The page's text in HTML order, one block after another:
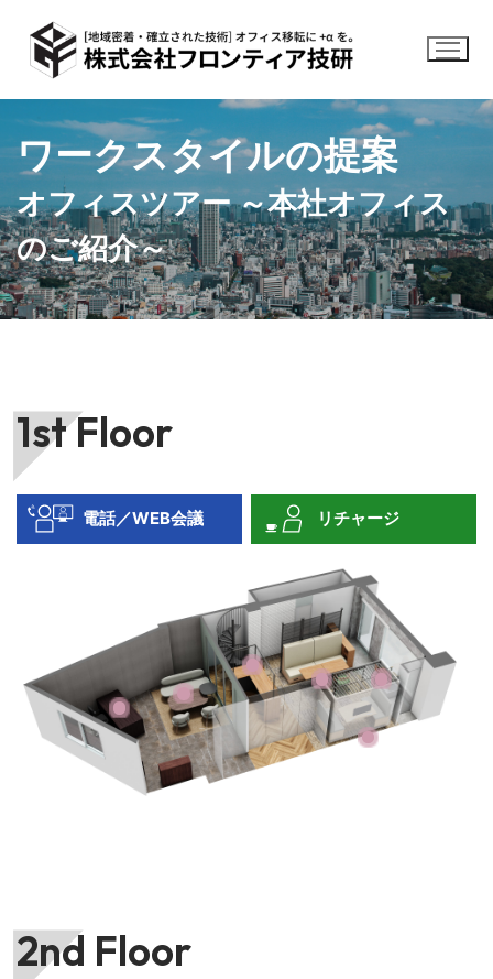
へ
ッ
プ
ワークスタイルの提案
オフィスツアー ～本社オフィス
のご紹介～
1st Floor
電話／WEB会議 リチャージ
2nd Floor